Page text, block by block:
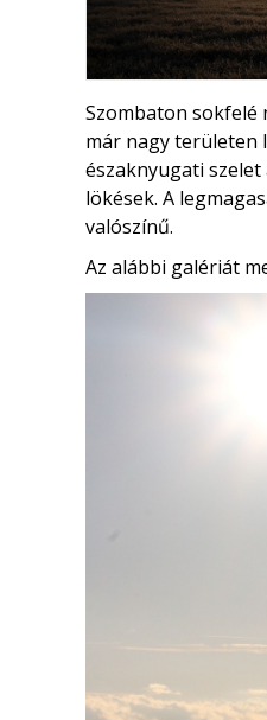
Szombaton sokfelé
már nagy területen
északnyugati
lökések. A
valószínű.
Az alábbi galériát